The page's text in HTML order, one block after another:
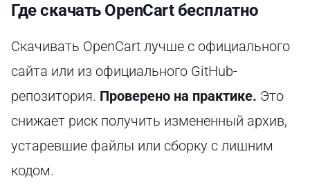
Где скачать OpenCart бесплатно
Скачивать OpenCart лучше с официального
сайта или из официального GitHub-
репозитория. Проверено на практике. Это
снижает риск получить измененный архив,
устаревшие файлы или сборку с лишним
кодом.